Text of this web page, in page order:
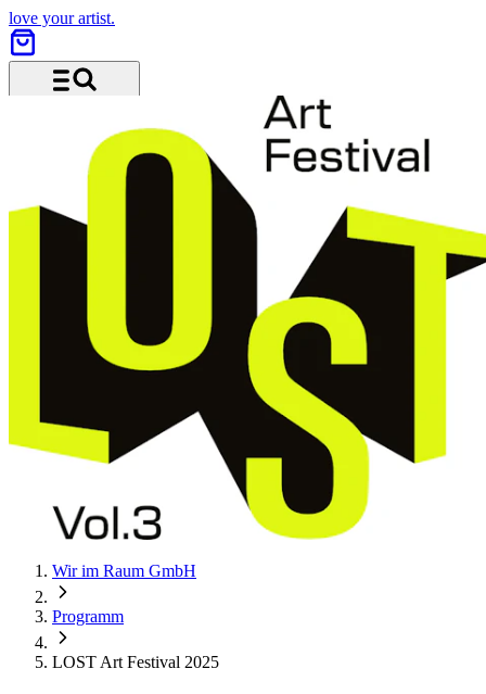
love your artist.
Wir im Raum GmbH
Programm
LOST Art Festival 2025